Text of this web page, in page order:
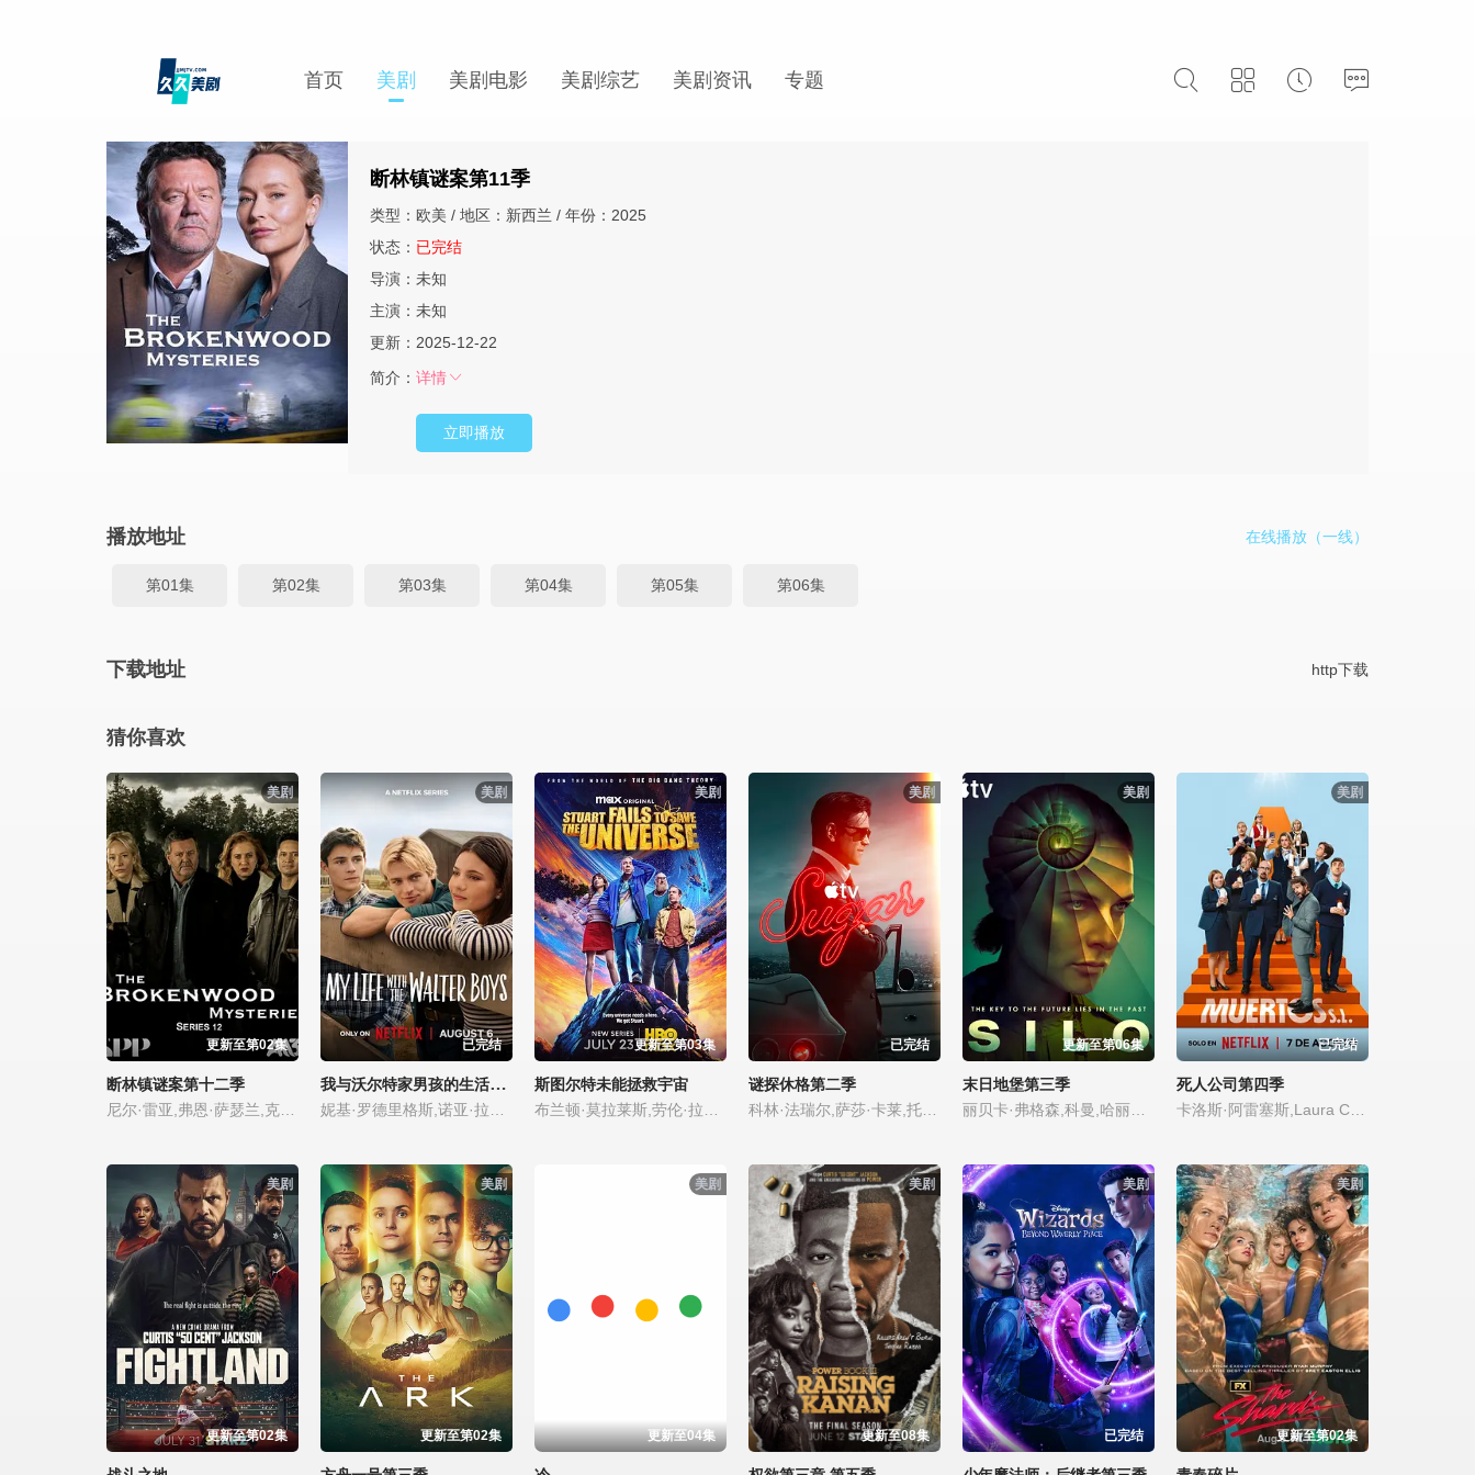
首页 美剧 美剧电影 美剧综艺 美剧资讯 专题
断林镇谜案第11季
类型：欧美 / 地区：新西兰 / 年份：2025
状态： 已完结
导演：未知
主演：未知
更新：2025-12-22
简介： 详情
立即播放
播放地址 在线播放（一线）
第01集 第02集 第03集 第04集 第05集 第06集
下载地址 http下载
猜你喜欢
美剧
更新至第02集
断林镇谜案第十二季
美剧
已完结
我与沃尔特家男孩的生活第三季
美剧
更新至第03集
斯图尔特未能拯救宇宙
美剧
已完结
谜探休格第二季
美剧
更新至第06集
末日地堡第三季
美剧
已完结
死人公司第四季
美剧
更新至第02集
美剧
更新至第02集
美剧
更新至04集
美剧
更新至08集
美剧
已完结
美剧
更新至第02集